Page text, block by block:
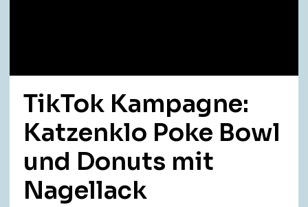
TikTok Kampagne:
Katzenklo Poke Bowl
und Donuts mit
Nagellack